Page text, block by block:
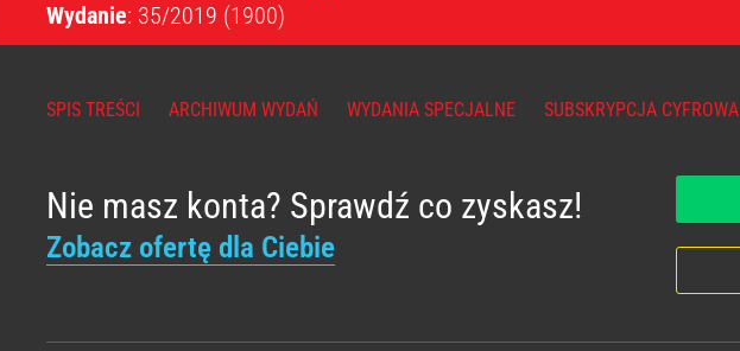
Wydanie: 35/2019 (1900)
SPIS TREŚCI ARCHIWUM WYDAŃ WYDANIA SPECJALNE SUBSKRYPCJA CYFROWA
Nie masz konta? Sprawdź co zyskasz!
Zobacz ofertę dla Ciebie